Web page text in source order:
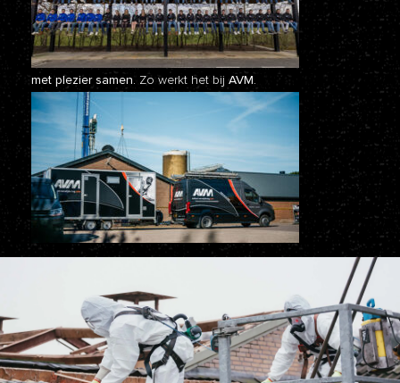
met plezier samen. Zo werkt het bij AVM.